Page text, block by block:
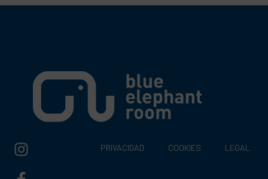
PRIVACIDAD COOKIES LEGAL